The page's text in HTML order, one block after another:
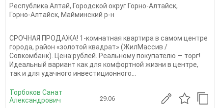
Республика Алтай, Городской округ Горно-Алтайск,
Горно-Алтайск, Майминский р-н
СРОЧНАЯ ПРОДАЖА! 1-комнатная квартира в самом центре
города, район «золотой квадрат» (ЖилМассив /
Совкомбанк). Цена:рублей. Реальному покупателю — торг!
Идеальный вариант как для комфортной жизни в центре,
так и для удачного инвестиционного...
Торбоков Санат
Александрович
29.06